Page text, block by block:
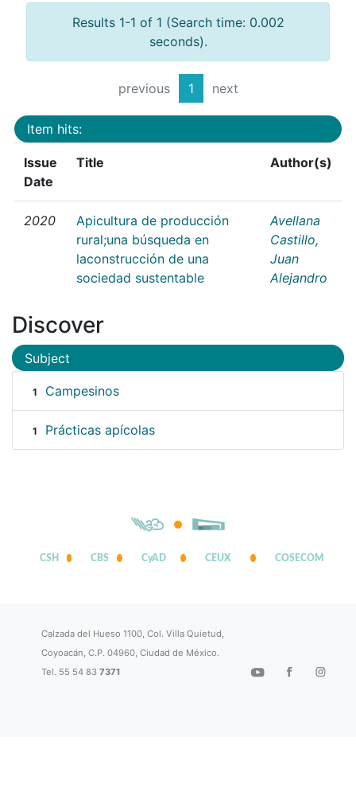
Results 1-1 of 1 (Search time: 0.002
seconds).
previous 1 next
Item hits:
Issue
Date
Title Author(s)
2020
Apicultura de producción
rural;una búsqueda en
laconstrucción de una
sociedad sustentable
Avellana
Castillo,
Juan
Alejandro
Discover
Subject
1 Campesinos
1 Prácticas apícolas
CSH CBS CyAD CEUX COSECOM
Calzada del Hueso 1100, Col. Villa Quietud,
Coyoacán, C.P. 04960, Ciudad de México.
Tel. 55 54 837371